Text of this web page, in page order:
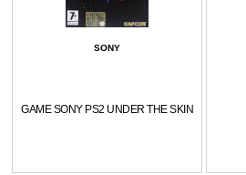
SONY
GAME SONY PS2 UNDER THE SKIN